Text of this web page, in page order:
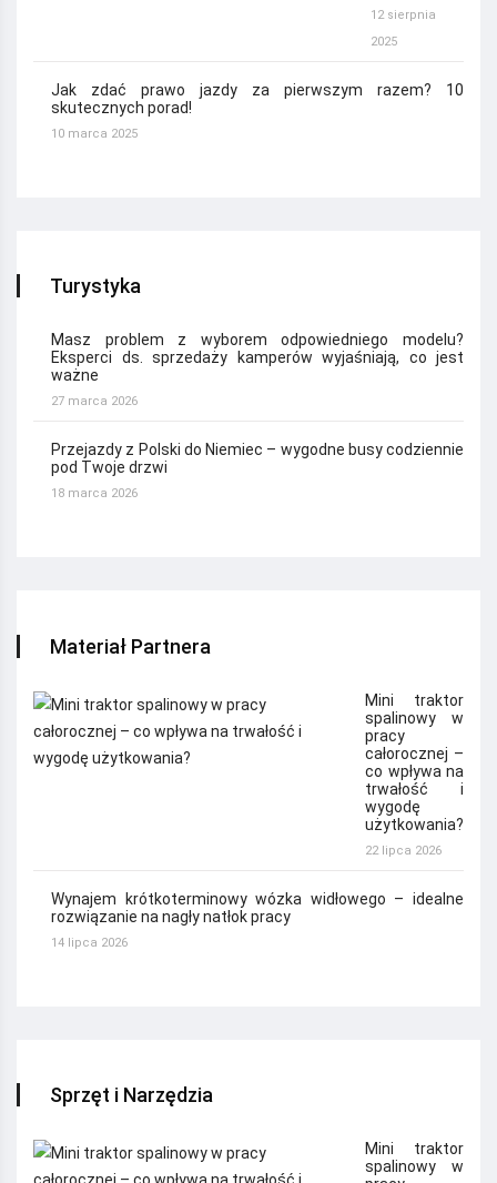
12 sierpnia
2025
Jak zdać prawo jazdy za pierwszym razem? 10
skutecznych porad!
10 marca 2025
Turystyka
Masz problem z wyborem odpowiedniego modelu?
Eksperci ds. sprzedaży kamperów wyjaśniają, co jest
ważne
27 marca 2026
Przejazdy z Polski do Niemiec – wygodne busy codziennie
pod Twoje drzwi
18 marca 2026
Materiał Partnera
Mini traktor
spalinowy w
pracy
całorocznej –
co wpływa na
trwałość i
wygodę
użytkowania?
22 lipca 2026
Wynajem krótkoterminowy wózka widłowego – idealne
rozwiązanie na nagły natłok pracy
14 lipca 2026
Sprzęt i Narzędzia
Mini traktor
spalinowy w